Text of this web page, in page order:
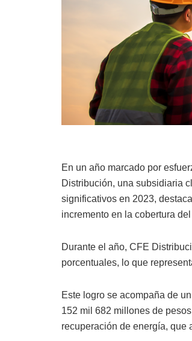
En un año marcado por
Distribución, una subsidiaria
significativos en 2023,
incremento en la cobertura
Durante el año, CFE
porcentuales, lo que
Este logro se acompaña de
152 mil 682 millones de
recuperación de energía, que